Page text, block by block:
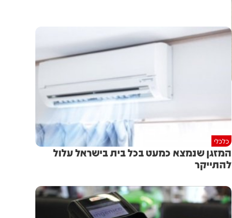
כלכלי
המזגן שנמצא כמעט בכל בית בישראל עלול
להתייקר